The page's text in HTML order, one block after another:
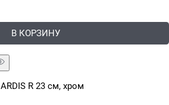
В КОРЗИНУ
R 23 см, хром